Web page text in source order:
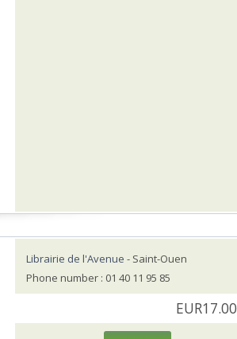
Librairie de l'Avenue - Saint-Ouen
Phone number : 01 40 11 95 85
EUR17.00